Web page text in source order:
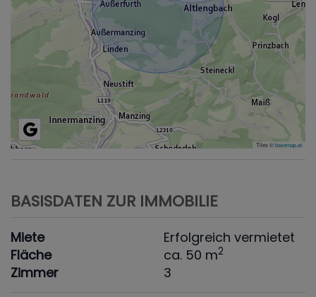
Tiles ©basemap.at
BASISDATEN ZUR IMMOBILIE
Miete
Erfolgreich vermietet
Fläche
ca. 50 m2
Zimmer 3